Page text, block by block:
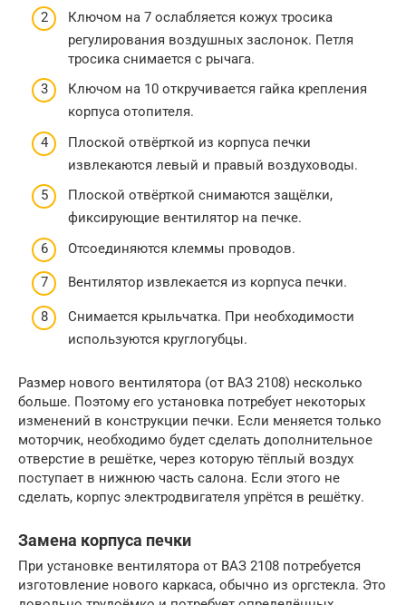
Ключом на 7 ослабляется кожух тросика
регулирования воздушных заслонок. Петля
тросика снимается с рычага.
Ключом на 10 откручивается гайка крепления
корпуса отопителя.
Плоской отвёрткой из корпуса печки
извлекаются левый и правый воздуховоды.
Плоской отвёрткой снимаются защёлки,
фиксирующие вентилятор на печке.
Отсоединяются клеммы проводов.
Вентилятор извлекается из корпуса печки.
Снимается крыльчатка. При необходимости
используются круглогубцы.
Размер нового вентилятора (от ВАЗ 2108) несколько
больше. Поэтому его установка потребует некоторых
изменений в конструкции печки. Если меняется только
моторчик, необходимо будет сделать дополнительное
отверстие в решётке, через которую тёплый воздух
поступает в нижнюю часть салона. Если этого не
сделать, корпус электродвигателя упрётся в решётку.
Замена корпуса печки
При установке вентилятора от ВАЗ 2108 потребуется
изготовление нового каркаса, обычно из оргстекла. Это